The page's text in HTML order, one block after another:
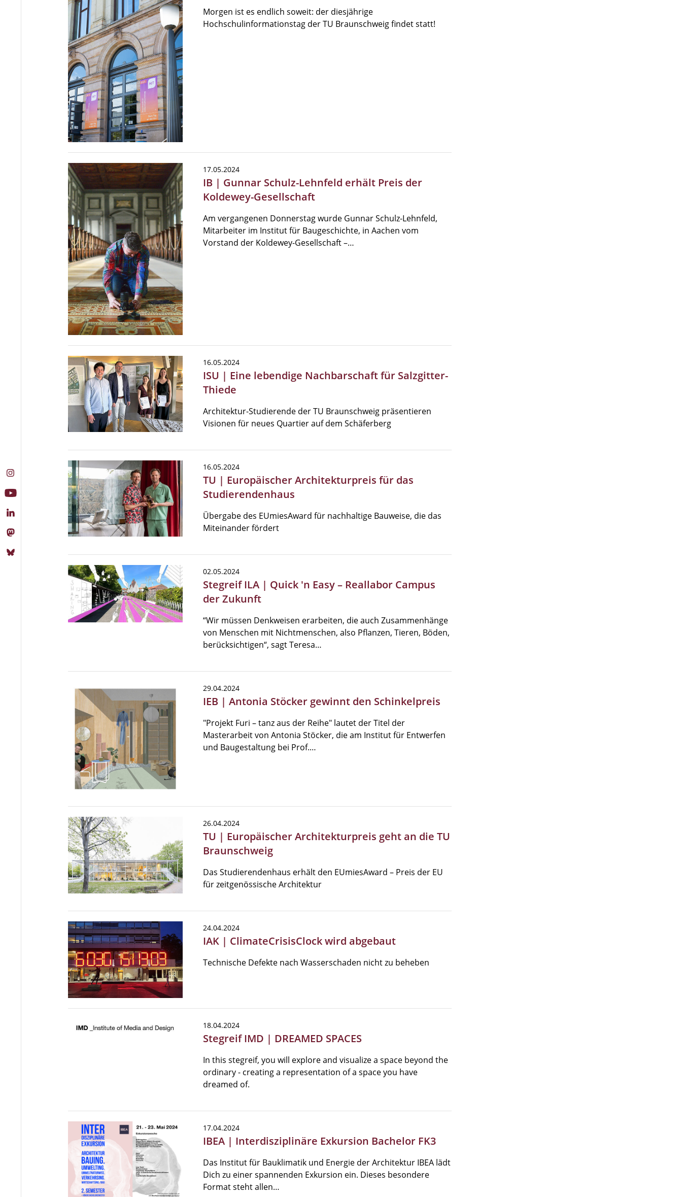
Morgen ist es endlich soweit: der diesjährige
Hochschulinformationstag der TU Braunschweig findet statt!
17.05.2024
IB | Gunnar Schulz-Lehnfeld erhält Preis der
Koldewey-Gesellschaft
Am vergangenen Donnerstag wurde Gunnar Schulz-Lehnfeld,
Mitarbeiter im Institut für Baugeschichte, in Aachen vom
Vorstand der Koldewey-Gesellschaft –…
16.05.2024
ISU | Eine lebendige Nachbarschaft für Salzgitter-
Thiede
Architektur-Studierende der TU Braunschweig präsentieren
Visionen für neues Quartier auf dem Schäferberg
16.05.2024
TU | Europäischer Architekturpreis für das
Studierendenhaus
Übergabe des EUmiesAward für nachhaltige Bauweise, die das
Miteinander fördert
02.05.2024
Stegreif ILA | Quick 'n Easy – Reallabor Campus
der Zukunft
“Wir müssen Denkweisen erarbeiten, die auch Zusammenhänge
von Menschen mit Nichtmenschen, also Pflanzen, Tieren, Böden,
berücksichtigen“, sagt Teresa…
29.04.2024
IEB | Antonia Stöcker gewinnt den Schinkelpreis
"Projekt Furi – tanz aus der Reihe" lautet der Titel der
Masterarbeit von Antonia Stöcker, die am Institut für Entwerfen
und Baugestaltung bei Prof.…
26.04.2024
TU | Europäischer Architekturpreis geht an die TU
Braunschweig
Das Studierendenhaus erhält den EUmiesAward – Preis der EU
für zeitgenössische Architektur
24.04.2024
IAK | ClimateCrisisClock wird abgebaut
Technische Defekte nach Wasserschaden nicht zu beheben
18.04.2024
Stegreif IMD | DREAMED SPACES
In this stegreif, you will explore and visualize a space beyond the
ordinary - creating a representation of a space you have
dreamed of.
17.04.2024
IBEA | Interdisziplinäre Exkursion Bachelor FK3
Das Institut für Bauklimatik und Energie der Architektur IBEA lädt
Dich zu einer spannenden Exkursion ein. Dieses besondere
Format steht allen…